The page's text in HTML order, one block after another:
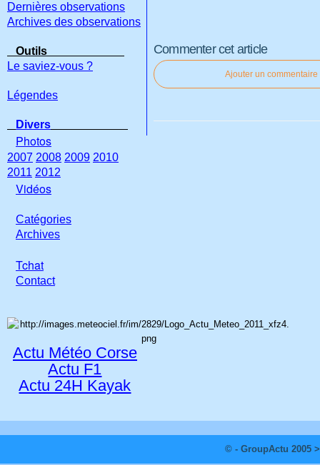
Commenter cet article
Ajouter un commentaire
Dernières observations
Archives des observations
Outils
Le saviez-vous ?
Légendes
Divers
Photos
2007 2008 2009 2010
2011 2012
Vidéos
Catégories
Archives
Tchat
Contact
Actu Météo Corse
Actu F1
Actu 24H Kayak
© - GroupActu 2005